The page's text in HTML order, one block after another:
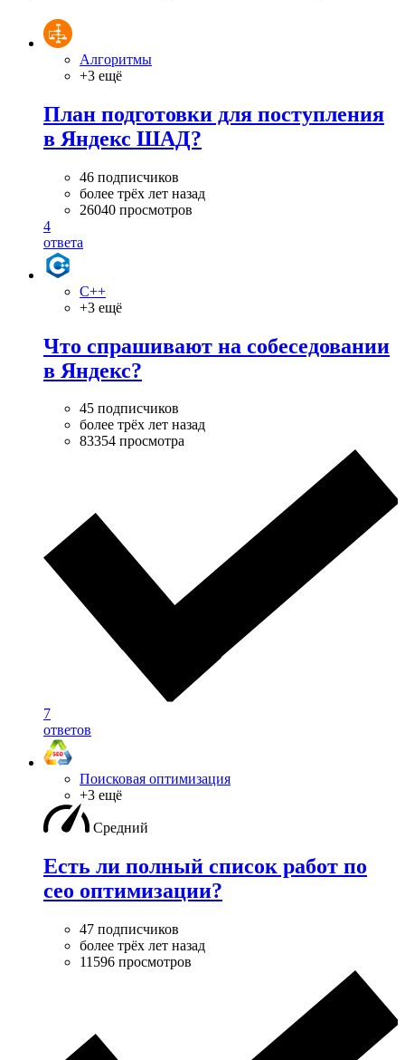
Алгоритмы
+3 ещё
План подготовки для поступления
в Яндекс ШАД?
46 подписчиков
более трёх лет назад
26040 просмотров
4
ответа
C++
+3 ещё
Что спрашивают на собеседовании
в Яндекс?
45 подписчиков
более трёх лет назад
83354 просмотра
7
ответов
Поисковая оптимизация
+3 ещё
Средний
Есть ли полный список работ по
сео оптимизации?
47 подписчиков
более трёх лет назад
11596 просмотров